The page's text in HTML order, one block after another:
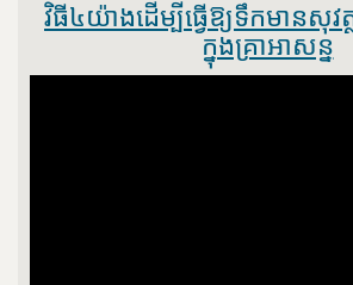
វិធី៤យ៉ាងដើម្បីធ្វើឱ្យទឹកមានសុវ
ក្នុងគ្រាអាសន្ន